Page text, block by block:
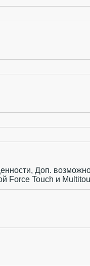
Доп.
Force Touch и